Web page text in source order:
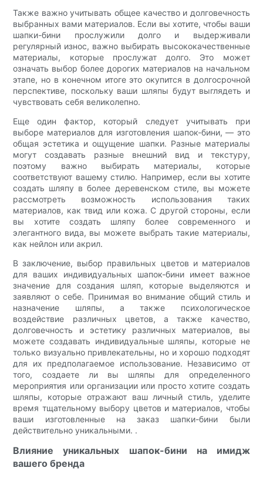
Также важно учитывать общее качество и долговечность
выбранных вами материалов. Если вы хотите, чтобы ваши
шапки-бини прослужили долго и выдерживали
регулярный износ, важно выбирать высококачественные
материалы, которые прослужат долго. Это может
означать выбор более дорогих материалов на начальном
этапе, но в конечном итоге это окупится в долгосрочной
перспективе, поскольку ваши шляпы будут выглядеть и
чувствовать себя великолепно.
Еще один фактор, который следует учитывать при
выборе материалов для изготовления шапок-бини, — это
общая эстетика и ощущение шапки. Разные материалы
могут создавать разные внешний вид и текстуру,
поэтому важно выбирать материалы, которые
соответствуют вашему стилю. Например, если вы хотите
создать шляпу в более деревенском стиле, вы можете
рассмотреть возможность использования таких
материалов, как твид или кожа. С другой стороны, если
вы хотите создать шляпу более современного и
элегантного вида, вы можете выбрать такие материалы,
как нейлон или акрил.
В заключение, выбор правильных цветов и материалов
для ваших индивидуальных шапок-бини имеет важное
значение для создания шляп, которые выделяются и
заявляют о себе. Принимая во внимание общий стиль и
назначение шляпы, а также психологическое
воздействие различных цветов, а также качество,
долговечность и эстетику различных материалов, вы
можете создавать индивидуальные шляпы, которые не
только визуально привлекательны, но и хорошо подходят
для их предполагаемое использование. Независимо от
того, создаете ли вы шляпы для определенного
мероприятия или организации или просто хотите создать
шляпы, которые отражают ваш личный стиль, уделите
время тщательному выбору цветов и материалов, чтобы
ваши изготовленные на заказ шапки-бини были
действительно уникальными. .
Влияние уникальных шапок-бини на имидж
вашего бренда